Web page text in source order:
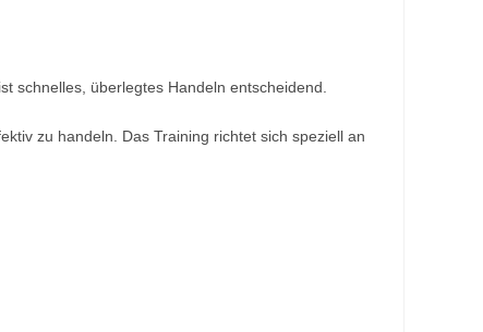
schnelles, überlegtes Handeln entscheidend.
zu handeln. Das Training richtet sich speziell an